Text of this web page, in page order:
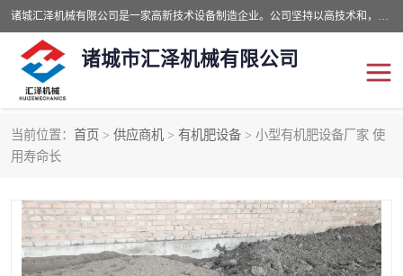
诸城汇泽机械有限公司是一家高新技术设备制造企业。公司坚持以高技术和，高服务于用户，以的环保机械制造设备赢的用户的信赖。现在主要生产死亡畜禽无害化处理和立式和卧式有机肥设备，搅拌机，烘干机，高温发酵机等。污水处理设备，固液分离机。气浮机，化制机等。公司秉承品质，用户至上，科技创新的经营理。
诸城市汇泽机械有限公司
当前位置： 首页 > 供应商机 > 有机肥设备 > 小型有机肥设备厂家 使
用寿命长
发酵设备
鸡粪发酵机 有机肥设备
纳米膜好氧发酵堆肥机 粪污烘干酶体机